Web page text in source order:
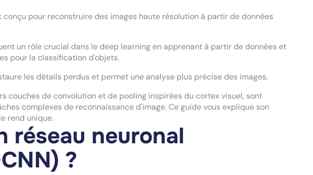
conçu pour reconstruire des images haute résolution à partir de données
un rôle crucial dans le deep learning en apprenant à partir de données et
pour la classification d'objets.
les détails perdus et permet une analyse plus précise des images.
couches de convolution et de pooling inspirées du cortex visuel, sont
complexes de reconnaissance d'image. Ce guide vous explique son
rend unique.
réseau neuronal
?